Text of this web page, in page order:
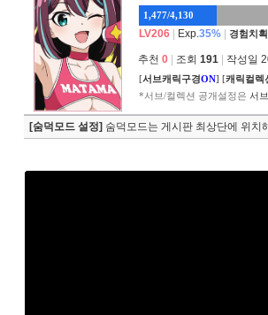
1,477/4,130
LV206 Exp.35% 경험치
추천 0 조회 191 작성일
[서브캐릭구경ON] [캐릭컬렉
*서브/컬렉션 공개설정은 서
[숨덕모드 설정] 숨덕모드는 게시판 최상단에 위치